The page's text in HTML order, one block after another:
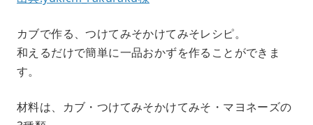
カブで作る、つけてみそかけてみそレシピ。
和えるだけで簡単に一品おかずを作ることができま
す。
材料は、カブ・つけてみそかけてみそ・マヨネーズの